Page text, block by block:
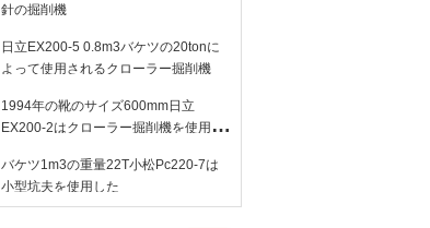
針の掘削機
日立EX200-5 0.8m3バケツの20tonに
よって使用されるクローラー掘削機
1994年の靴のサイズ600mm日立
EX200-2はクローラー掘削機を使用し
バケツ1m3の重量22T小松Pc220-7は
小型坑夫を使用した